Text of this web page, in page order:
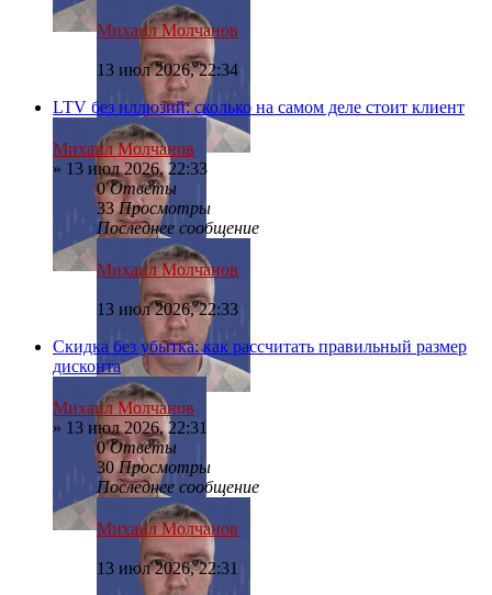
Михаил Молчанов
13 июл 2026, 22:34
LTV без иллюзий: сколько на самом деле стоит клиент
Михаил Молчанов
» 13 июл 2026, 22:33
0Ответы
33Просмотры
Последнее сообщение
Михаил Молчанов
13 июл 2026, 22:33
Скидка без убытка: как рассчитать правильный размер
дисконта
Михаил Молчанов
» 13 июл 2026, 22:31
0Ответы
30Просмотры
Последнее сообщение
Михаил Молчанов
13 июл 2026, 22:31